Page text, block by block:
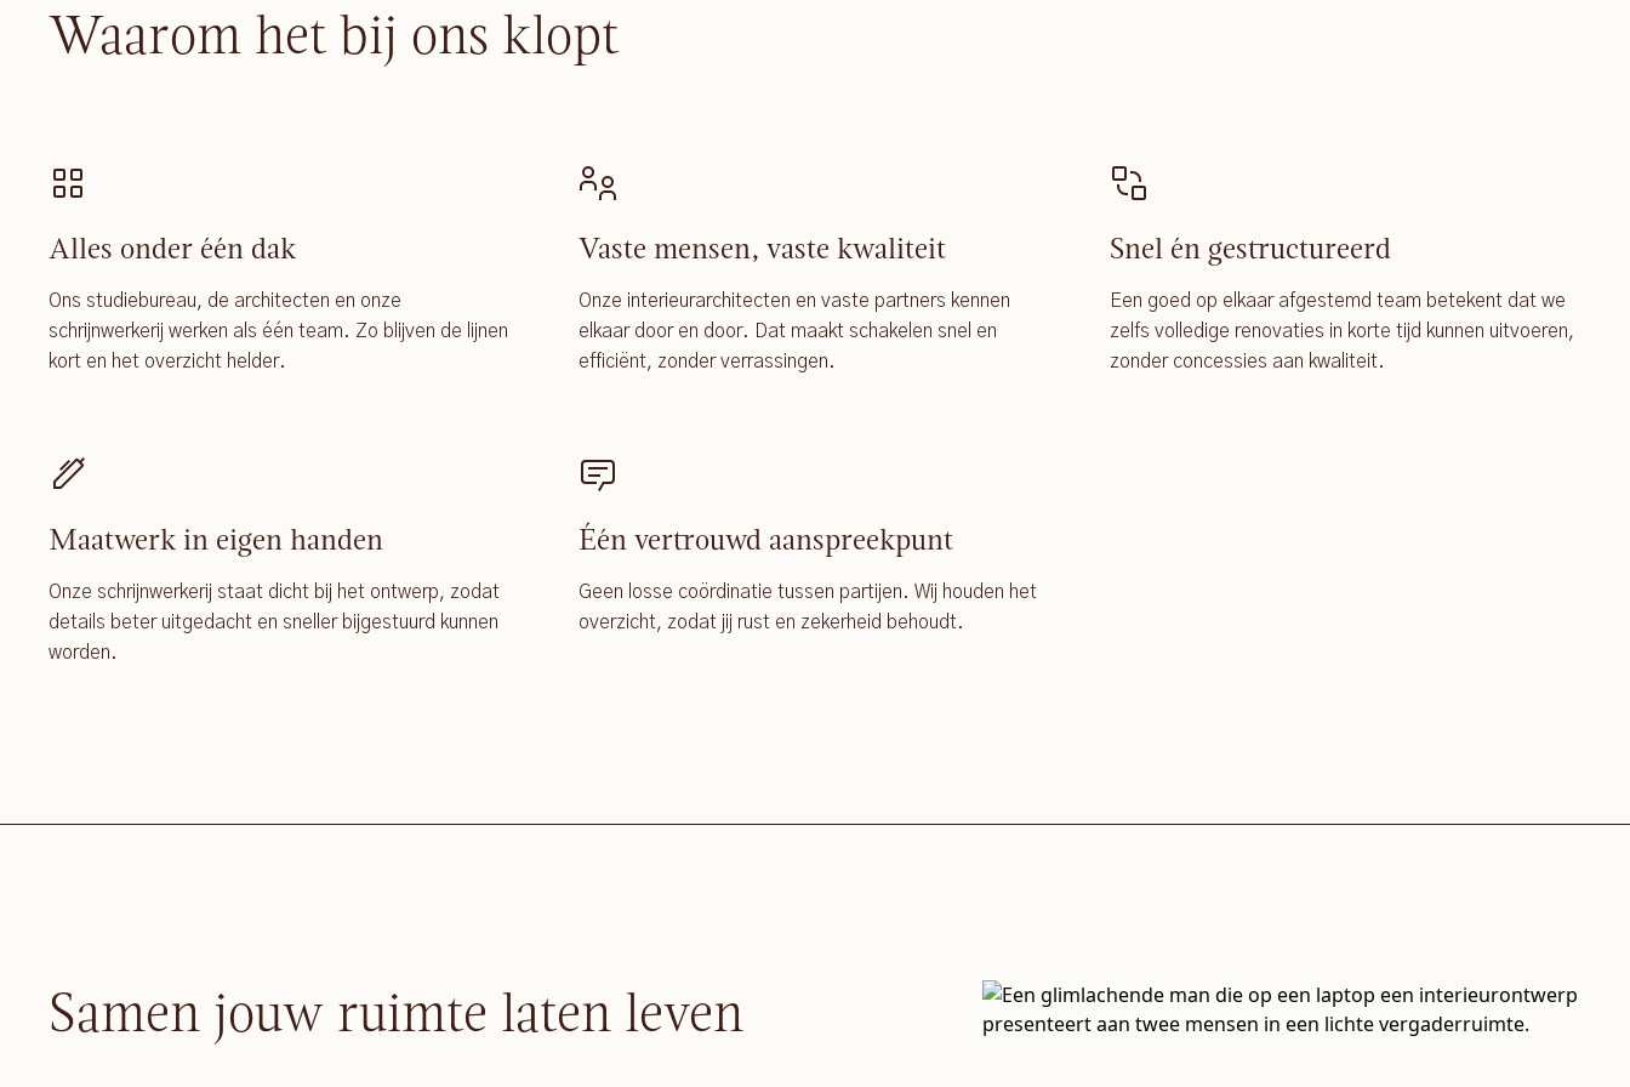
Waarom het bij ons klopt
Alles onder één dak
Ons studiebureau, de architecten en onze
schrijnwerkerij werken als één team. Zo blijven de lijnen
kort en het overzicht helder.
Vaste mensen, vaste kwaliteit
Onze interieurarchitecten en vaste partners kennen
elkaar door en door. Dat maakt schakelen snel en
efficiënt, zonder verrassingen.
Snel én gestructureerd
Een goed op elkaar afgestemd team betekent dat we
zelfs volledige renovaties in korte tijd kunnen uitvoeren,
zonder concessies aan kwaliteit.
Maatwerk in eigen handen
Onze schrijnwerkerij staat dicht bij het ontwerp, zodat
details beter uitgedacht en sneller bijgestuurd kunnen
worden.
Één vertrouwd aanspreekpunt
Geen losse coördinatie tussen partijen. Wij houden het
overzicht, zodat jij rust en zekerheid behoudt.
Samen jouw ruimte laten leven